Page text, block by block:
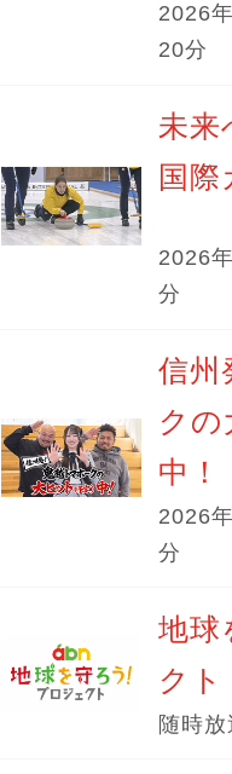
2026
20分
未来
国
2026
分
信州
クの
中！
2026
分
地球
クト
随時放